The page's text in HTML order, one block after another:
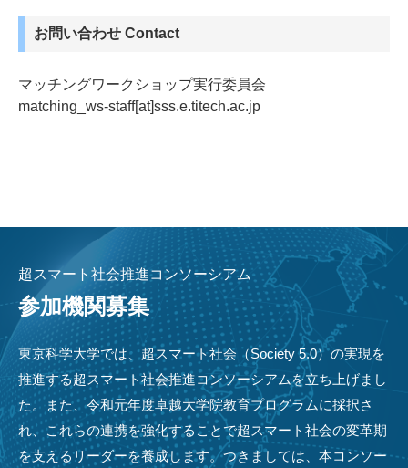
お問い合わせ Contact
マッチングワークショップ実行委員会
matching_ws-staff[at]sss.e.titech.ac.jp
超スマート社会推進コンソーシアム
参加機関募集
東京科学大学では、超スマート社会（Society 5.0）の実現を
推進する超スマート社会推進コンソーシアムを立ち上げまし
た。また、令和元年度卓越大学院教育プログラムに採択さ
れ、これらの連携を強化することで超スマート社会の変革期
を支えるリーダーを養成します。つきましては、本コンソー